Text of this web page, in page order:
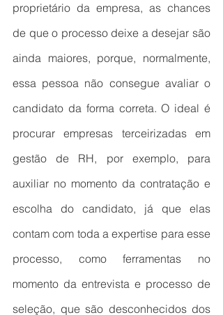
proprietário da empresa, as chances
de que o processo deixe a desejar são
ainda maiores, porque, normalmente,
essa pessoa não consegue avaliar o
candidato da forma correta. O ideal é
procurar empresas terceirizadas em
gestão de RH, por exemplo, para
auxiliar no momento da contratação e
escolha do candidato, já que elas
contam com toda a expertise para esse
processo, como ferramentas no
momento da entrevista e processo de
seleção, que são desconhecidos dos